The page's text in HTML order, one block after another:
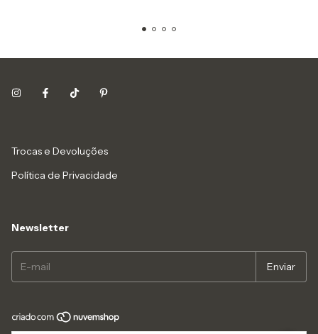
Trocas e Devoluções
Política de Privacidade
Newsletter